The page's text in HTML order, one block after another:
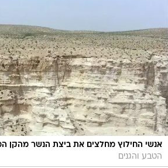
אנשי החילוץ מחלצים את ביצת הנשר מהקן
הטבע והגנים